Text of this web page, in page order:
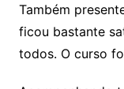
Também
ficou bastante
todos. O curso